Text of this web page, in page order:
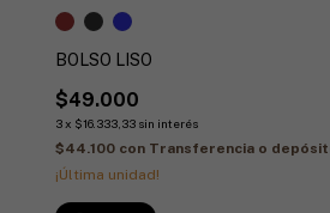
BOLSO LISO
$49.000
3 x $16.333,33 sin interés
$44.100 con Transferencia o
¡Última unidad!